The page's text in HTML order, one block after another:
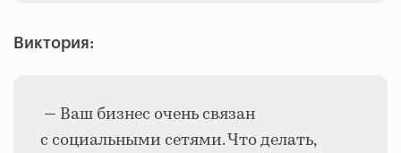
Виктория:
— Ваш бизнес очень связан
с социальными сетями. Что делать,